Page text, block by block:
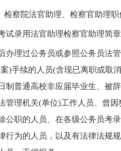
察院法官助理、检察官助理职
录用法官助理检察官助理简章
理过公务员或参照公务员法
)手续的人员(含现已离职或取消
制普通高校非应届毕业生、被
管理机关(单位)工作人员、曾
公职的人员、在各级公务员考
行为的人员，以及有法律法规